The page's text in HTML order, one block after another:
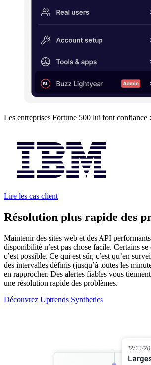
Les entreprises Fortune 500 lui font confiance :
Lire les cas client
Résolution plus rapide des
Maintenir des sites web et des API
disponibilité n’est pas chose facile. Certains se
c’est possible. Ce qui est sûr, c’est qu’en
des intervalles définis (jusqu’à toutes les
en rapprocher. Des alertes fiables vous
une résolution rapide des problèmes.
Découvrez Uptrends Synthetics